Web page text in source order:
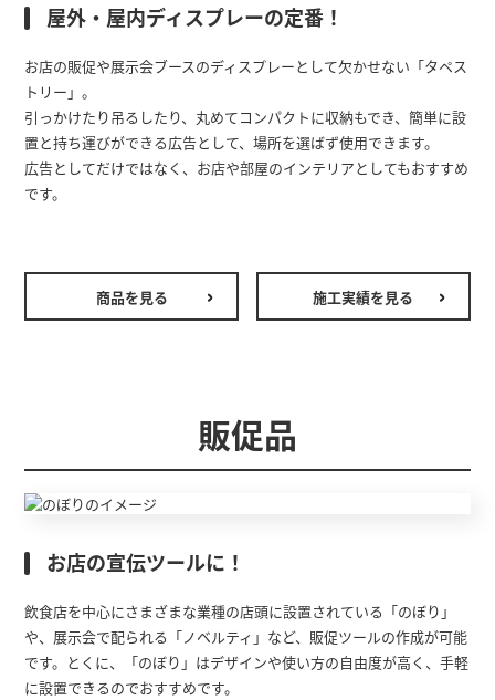
屋外・屋内ディスプレーの定番！
お店の販促や展示会ブースのディスプレーとして欠かせない「タペス
トリー」。
引っかけたり吊るしたり、丸めてコンパクトに収納もでき、簡単に設
置と持ち運びができる広告として、場所を選ばず使用できます。
広告としてだけではなく、お店や部屋のインテリアとしてもおすすめ
です。
商品を見る 施工実績を見る
販促品
お店の宣伝ツールに！
飲食店を中心にさまざまな業種の店頭に設置されている「のぼり」
や、展示会で配られる「ノベルティ」など、販促ツールの作成が可能
です。とくに、「のぼり」はデザインや使い方の自由度が高く、手軽
に設置できるのでおすすめです。